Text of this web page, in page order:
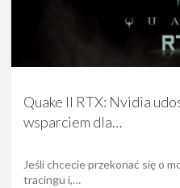
Quake II RTX: Nvidia
wsparciem dla…
Jeśli chcecie przekonać się o
tracingu i,…